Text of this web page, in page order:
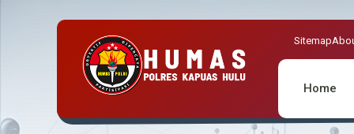
Sitemap
Home